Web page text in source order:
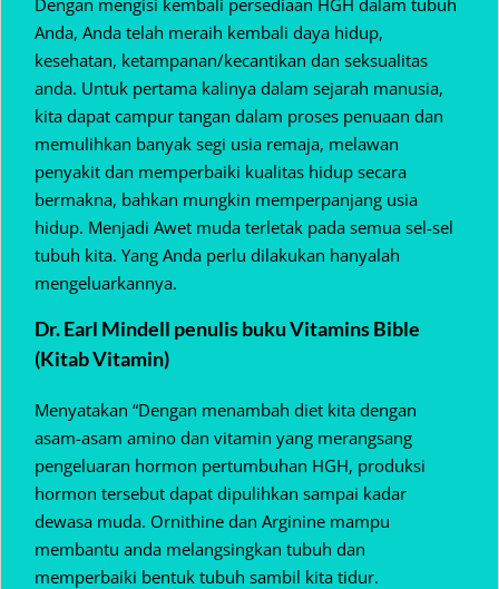
Anda, Anda telah meraih kembali daya hidup,
kesehatan, ketampanan/kecantikan dan seksualitas
anda. Untuk pertama kalinya dalam sejarah manusia,
kita dapat campur tangan dalam proses penuaan dan
memulihkan banyak segi usia remaja, melawan
penyakit dan memperbaiki kualitas hidup secara
bermakna, bahkan mungkin memperpanjang usia
hidup. Menjadi Awet muda terletak pada semua sel-sel
tubuh kita. Yang Anda perlu dilakukan hanyalah
mengeluarkannya.
Dr. Earl Mindell penulis buku Vitamins Bible
(Kitab Vitamin)
Menyatakan “Dengan menambah diet kita dengan
asam-asam amino dan vitamin yang merangsang
pengeluaran hormon pertumbuhan HGH, produksi
hormon tersebut dapat dipulihkan sampai kadar
dewasa muda. Ornithine dan Arginine mampu
membantu anda melangsingkan tubuh dan
memperbaiki bentuk tubuh sambil kita tidur.